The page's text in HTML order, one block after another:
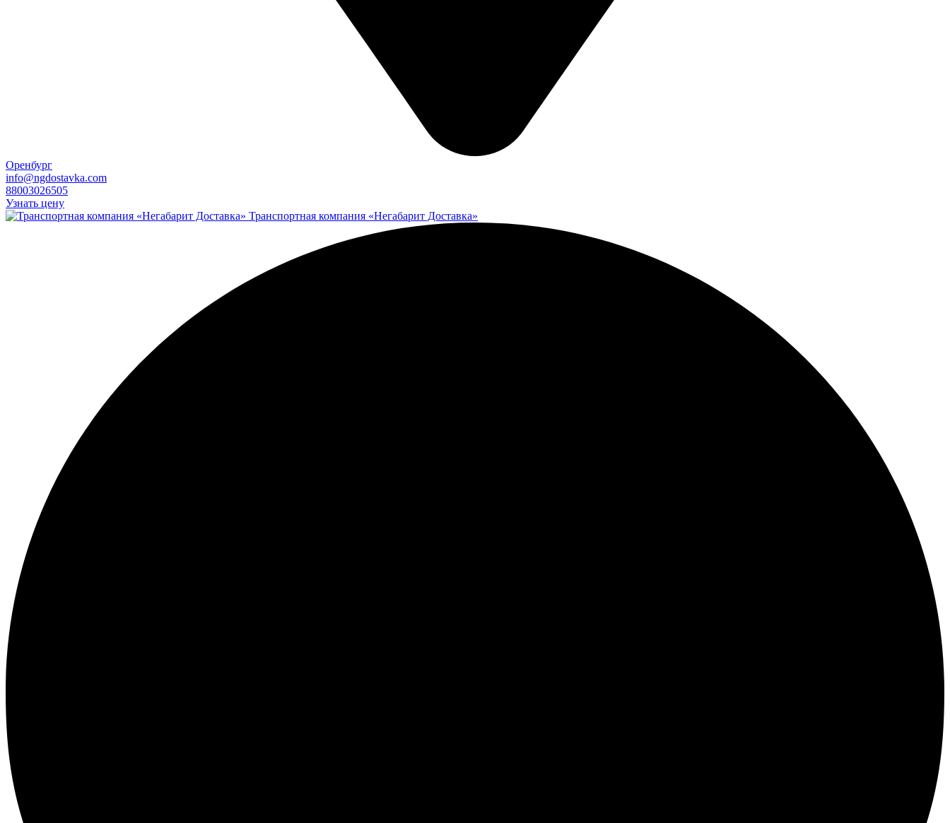
Оренбург
info@ngdostavka.com
88003026505
Узнать цену
Транспортная компания «Негабарит Доставка»